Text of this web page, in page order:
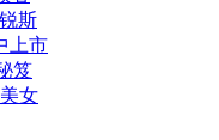
斯
上市
笈
女